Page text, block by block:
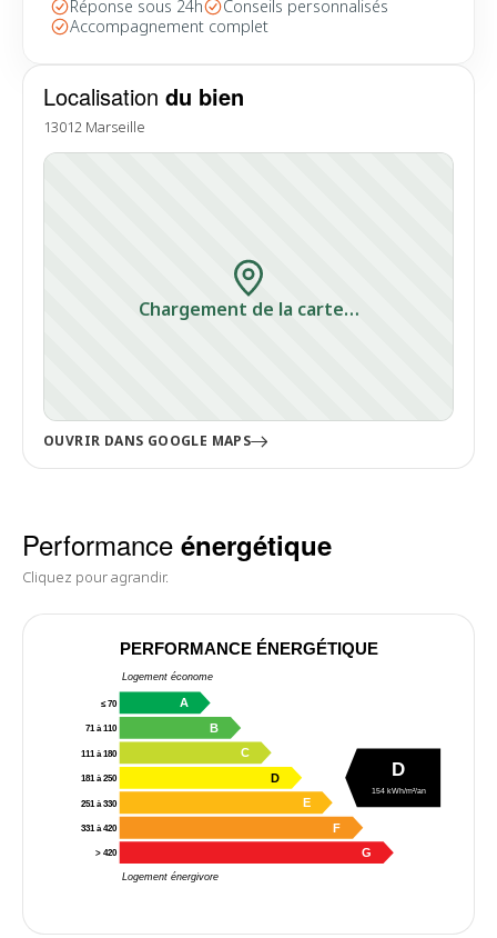
Localisation du bien
13012 Marseille
Chargement de la carte…
OUVRIR DANS GOOGLE MAPS
Réponse sous 24h
Conseils personnalisés
Accompagnement complet
Performance énergétique
Cliquez pour agrandir.
PERFORMANCE ÉNERGÉTIQUE
Logement économe
Logement énergivore
≤ 70 A
71 à 110 B
111 à 180 C
181 à 250 D
251 à 330 E
331 à 420 F
> 420 G
D
154 kWh/m²/an